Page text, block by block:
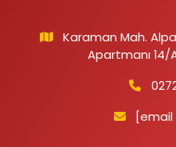
Karaman Mah.
Apartmanı